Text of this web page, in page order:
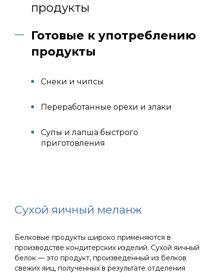
продукты
Готовые к употреблению
продукты
Снеки и чипсы
Переработанные орехи и злаки
Супы и лапша быстрого
приготовления
Сухой яичный меланж
Белковые продукты широко применяются в
производстве кондитерских изделий. Сухой яичный
белок — это продукт, произведенный из белков
свежих яиц, полученных в результате отделения